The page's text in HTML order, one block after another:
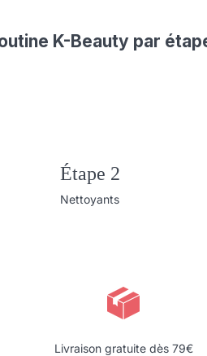
K-Beauty par
Étape 2
Nettoyants
Livraison gratuite dès 79€